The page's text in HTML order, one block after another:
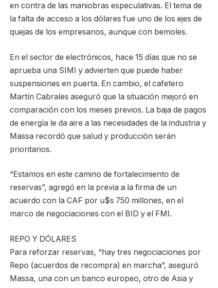
en contra de las maniobras especulativas. El tema de
la falta de acceso a los dólares fue uno de los ejes de
quejas de los empresarios, aunque con bemoles.
En el sector de electrónicos, hace 15 días que no se
aprueba una SIMI y advierten que puede haber
suspensiones en puerta. En cambio, el cafetero
Martín Cabrales aseguró que la situación mejoró en
comparación con los meses previos. La baja de pagos
de energía le da aire a las necesidades de la industria y
Massa recordó que salud y producción serán
prioritarios.
“Estamos en este camino de fortalecimiento de
reservas”, agregó en la previa a la firma de un
acuerdo con la CAF por u$s 750 millones, en el
marco de negociaciones con el BID y el FMI.
REPO Y DÓLARES
Para reforzar reservas, “hay tres negociaciones por
Repo (acuerdos de recompra) en marcha”, aseguró
Massa, una con un banco europeo, otro de Asia y